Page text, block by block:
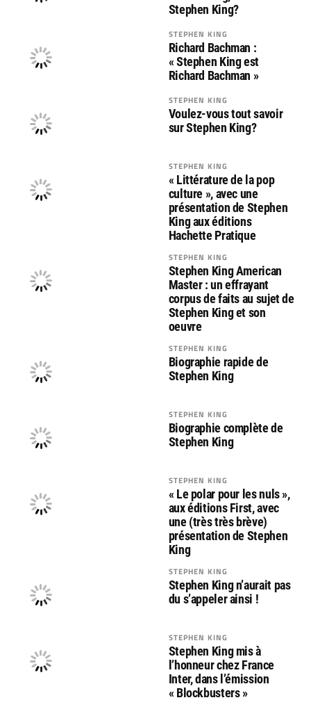
Stephen King?
STEPHEN KING
Richard Bachman :
« Stephen King est
Richard Bachman »
STEPHEN KING
Voulez-vous tout savoir
sur Stephen King?
STEPHEN KING
« Littérature de la pop
culture », avec une
présentation de Stephen
King aux éditions
Hachette Pratique
STEPHEN KING
Stephen King American
Master : un effrayant
corpus de faits au sujet de
Stephen King et son
oeuvre
STEPHEN KING
Biographie rapide de
Stephen King
STEPHEN KING
Biographie complète de
Stephen King
STEPHEN KING
« Le polar pour les nuls »,
aux éditions First, avec
une (très très brève)
présentation de Stephen
King
STEPHEN KING
Stephen King n’aurait pas
du s’appeler ainsi !
STEPHEN KING
Stephen King mis à
l’honneur chez France
Inter, dans l’émission
« Blockbusters »